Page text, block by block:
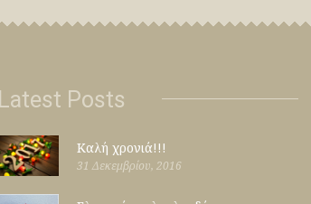
Latest Posts
Καλή χρονιά!!!
31 Δεκεμβρίου, 2016